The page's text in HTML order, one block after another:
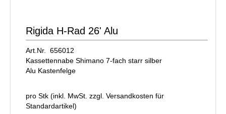
Rigida H-Rad 26' Alu
Art.Nr. 656012
Kassettennabe Shimano 7-fach starr silber
Alu Kastenfelge
pro Stk (inkl. MwSt. zzgl. Versandkosten für
Standardartikel)